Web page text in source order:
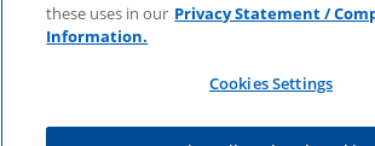
KI-Risiken
Jetzt die Mai-Ausgabe 2026 des
these uses in our Privacy Statement /
Information.
Cookies Settings